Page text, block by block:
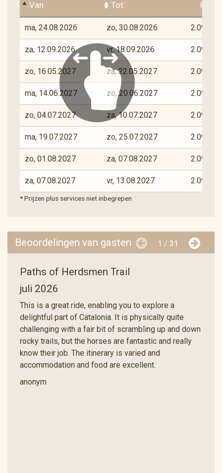
waarborgen.
Trailontwerp, afbeeldingen en tekst © Rudi Stolz
Van: tot:
ma, 24.08.2026 zo, 30.08.2026 2.090 € *
za, 12.09.2026 vr, 18.09.2026 2.090 € *
zo, 16.05.2027 za, 22.05.2027 2.090 € *
ma, 14.06.2027 zo, 20.06.2027 2.090 € *
zo, 04.07.2027 za, 10.07.2027 2.090 € *
ma, 19.07.2027 zo, 25.07.2027 2.090 € *
zo, 01.08.2027 za, 07.08.2027 2.090 € *
za, 07.08.2027 vr, 13.08.2027 2.090 € *
ma, 23.08.2027 zo, 29.08.2027
* Prijzen plus services niet inbegrepen
Beoordelingen van gasten
Paths of Herdsmen Trail
juli 2026
This is a great ride, enabling you to explore a
delightful part of Catalonia. It is physically quite
challenging with a fair bit of scrambling up and down
rocky trails, but the horses are fantastic and really
know their job. The itinerary is varied and
accommodation and food are excellent.
anonym
1 / 31